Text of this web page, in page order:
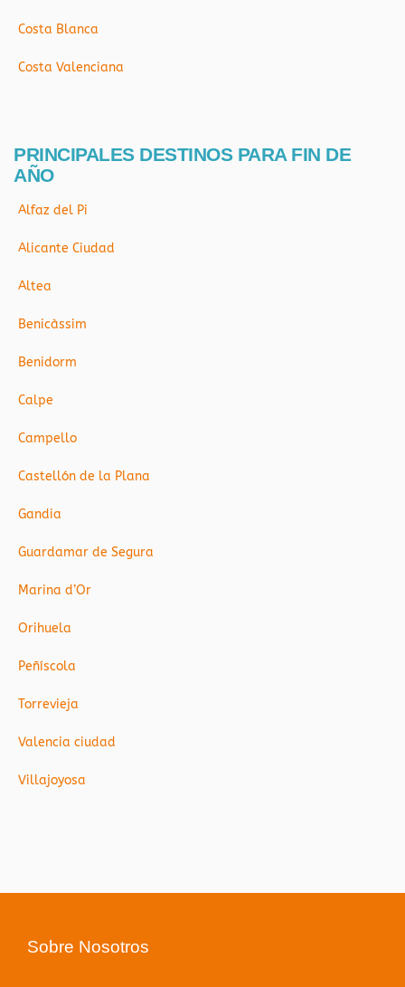
Costa Blanca
Costa Valenciana
PRINCIPALES DESTINOS PARA FIN DE
AÑO
Alfaz del Pi
Alicante Ciudad
Altea
Benicàssim
Benidorm
Calpe
Campello
Castellón de la Plana
Gandia
Guardamar de Segura
Marina d’Or
Orihuela
Peñíscola
Torrevieja
Valencia ciudad
Villajoyosa
Sobre Nosotros